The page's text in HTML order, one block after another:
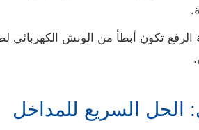
تكون أبطأ من الونش الكهربائي
الحل السريع للمداخل